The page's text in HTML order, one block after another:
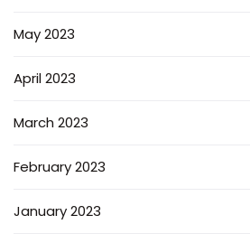
May 2023
April 2023
March 2023
February 2023
January 2023